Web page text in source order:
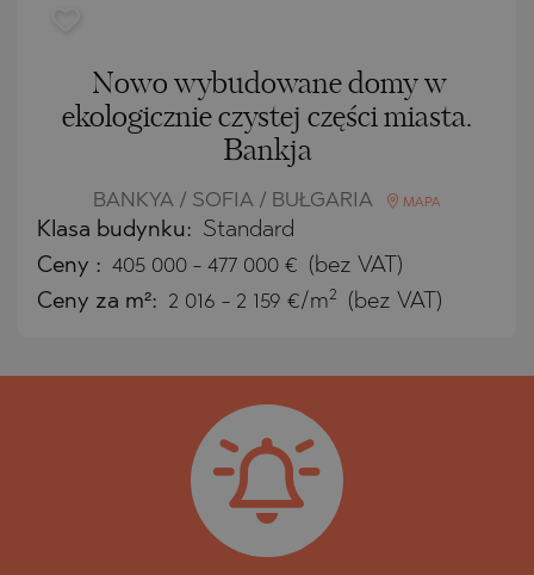
Nowo wybudowane domy w
ekologicznie czystej części miasta.
Bankja
BANKYA / SOFIA / BUŁGARIA MAPA
Klasa budynku: Standard
Ceny : 405 000 - 477 000 € (bez VAT)
Ceny za m²: 2 016 - 2 159 €/m2 (bez VAT)